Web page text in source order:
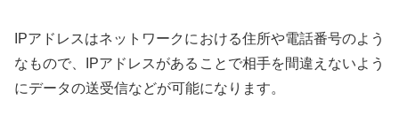
IPアドレスはネットワークにおける住所や電話番号のよう
なもので、IPアドレスがあることで相手を間違えないよう
にデータの送受信などが可能になります。